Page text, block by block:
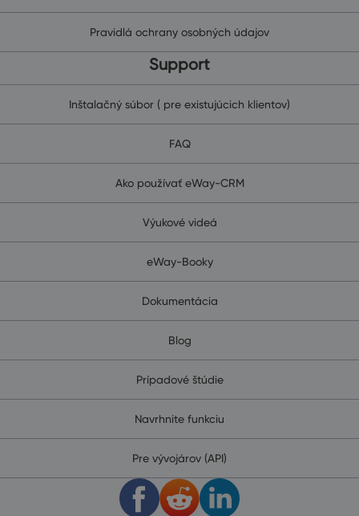
Pravidlá ochrany osobných údajov
Support
Inštalačný súbor ( pre existujúcich klientov)
FAQ
Ako používať eWay-CRM
Výukové videá
eWay-Booky
Dokumentácia
Blog
Prípadové štúdie
Navrhnite funkciu
Pre vývojárov (API)